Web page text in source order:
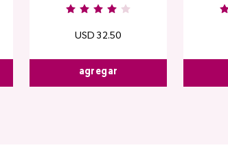
USD 32.50
agregar